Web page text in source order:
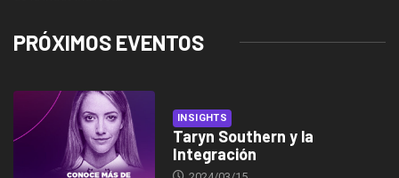
PRÓXIMOS EVENTOS
INSIGHTS
Taryn Southern y la
Integración